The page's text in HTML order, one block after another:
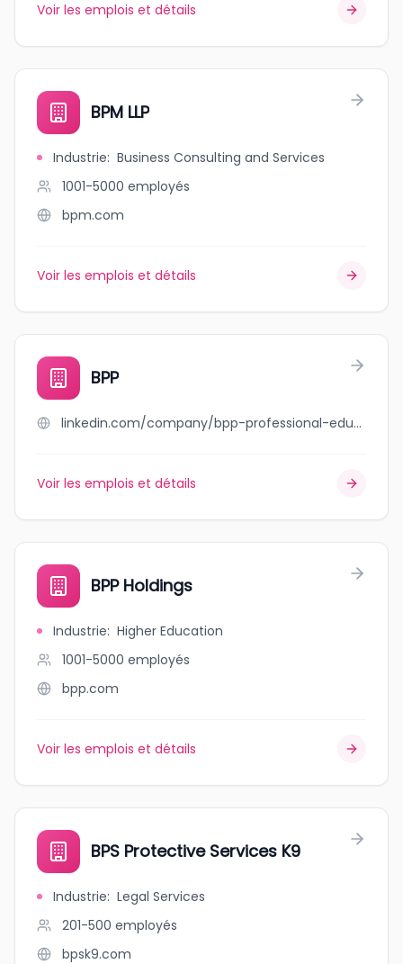
Voir les emplois et détails
BPM LLP
Industrie: Business Consulting and Services
1001-5000 employés
bpm.com
Voir les emplois et détails
BPP
linkedin.com/company/bpp-professional-education
Voir les emplois et détails
BPP Holdings
Industrie: Higher Education
1001-5000 employés
bpp.com
Voir les emplois et détails
BPS Protective Services K9
Industrie: Legal Services
201-500 employés
bpsk9.com